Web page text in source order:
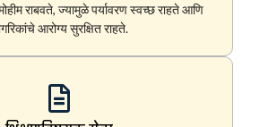
राबवते, ज्यामुळे पर्यावरण स्वच्छ राहते आणि
आरोग्य सुरक्षित राहते.